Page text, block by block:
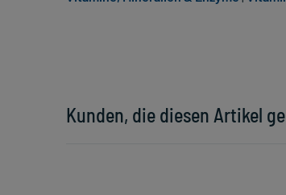
Kunden, die diesen Artikel